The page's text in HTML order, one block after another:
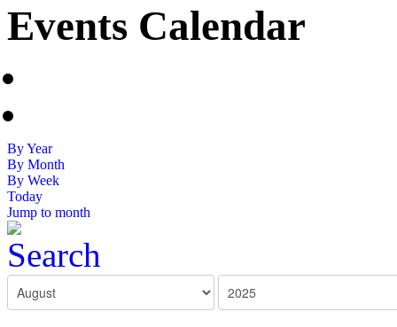
Events Calendar
By Year
By Month
By Week
Today
Jump to month